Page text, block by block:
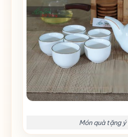
Món quà tặng